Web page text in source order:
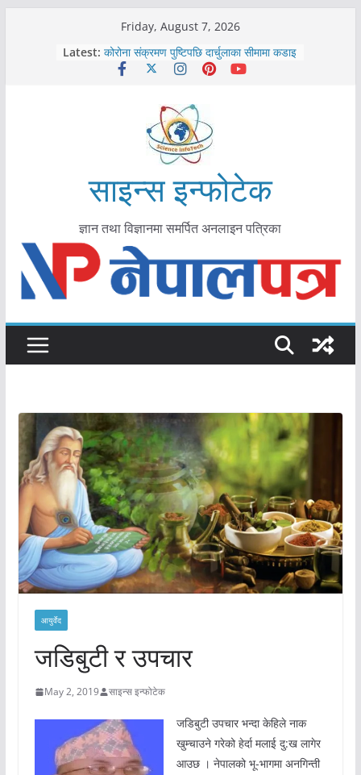
Friday, August 7, 2026
Latest:
काभ्रेपलाञ्चोकमा आयुर्वेद स्वास्थ्योपचारतर्फ
आकर्षण बढ्दै
कोरोना संक्रमण पुष्टिपछि दार्चुलाका सीमामा कडाइ
मकवानपुरमा खोरेत रोग विरुद्धको खोप लगाउन
आयुर्वेद चिकित्सा प्रणालीको भूमिका महत्वपूर्ण छ :
मुख्यमन्त्री शाह
साइन्स इन्फोटेक
ज्ञान तथा विज्ञानमा समर्पित अनलाइन पत्रिका
आयुर्वेद
जडिबुटी र उपचार
May 2, 2019 साइन्स इन्फोटेक
जडिबुटी उपचार भन्दा केहिले नाक
खुम्चाउने गरेको हेर्दा मलाई दु:ख लागेर
आउछ । नेपालको भू-भागमा अनगिन्ती